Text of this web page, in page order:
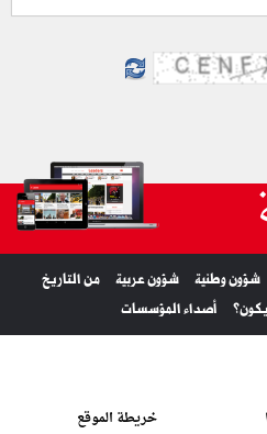
شؤون وطنية شؤون عربية
من التاريخ
أصداء المؤسسات
خريطة الموقع